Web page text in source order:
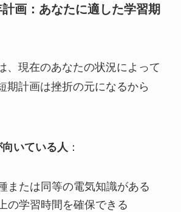
画：あなたに適した学習期
、現在のあなたの状況によって
期計画は挫折の元になるから
いている人 ：
または同等の電気知識がある
の学習時間を確保できる